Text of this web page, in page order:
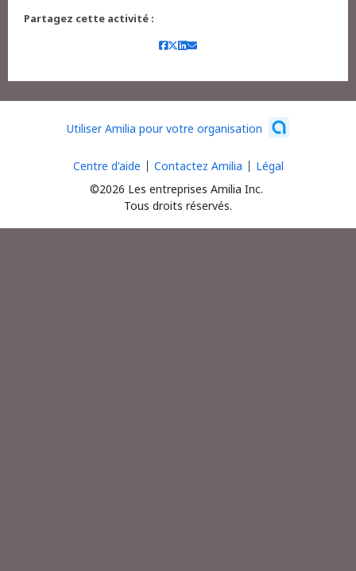
Partagez cette activité :
Utiliser Amilia pour votre organisation
©2026 Les entreprises Amilia Inc.
Tous droits réservés.
Centre d'aide Contactez Amilia Légal